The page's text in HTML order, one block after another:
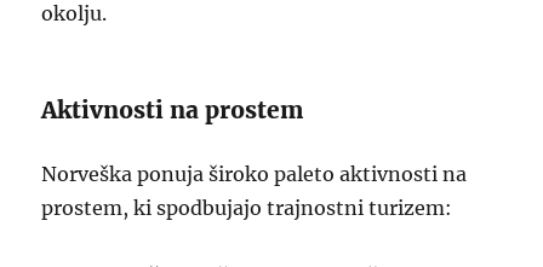
okolju.
Aktivnosti na prostem
Norveška ponuja široko paleto aktivnosti na
prostem, ki spodbujajo trajnostni turizem: